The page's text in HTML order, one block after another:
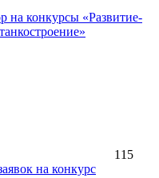
на конкурсы «Развитие-
115
на конкурс